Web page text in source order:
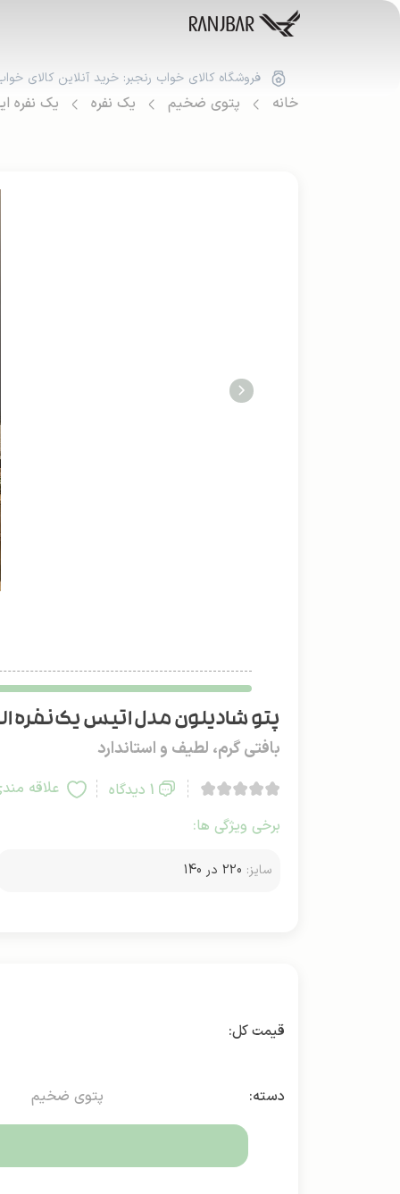
فروشگاه کالای خواب رنجبر: خرید آنلاین کالای
خانه پتوی ضخیم یک نفره یک نفره
پتو شادیلون مدل اتیس یک‌نفره
بافتی گرم، لطیف و استاندارد
1 دیدگاه
علاقه
برخی ویژگی ها:
سایز: 220 در 140
دسته: پتوی ضخیم